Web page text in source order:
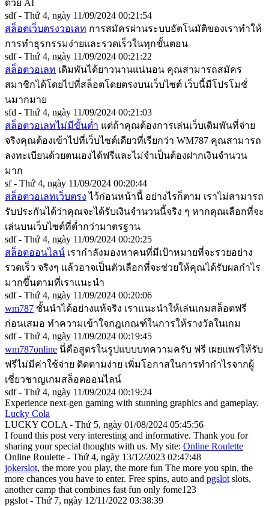
ด้วย AI
sdf - Thứ 4, ngày 11/09/2024 00:21:54
สล็อตเว็บตรงวอเลท การสมัครผ่านระบบอัตโนมัติของเราทำให้
การทำธุรกรรมง่ายและรวดเร็วในทุกขั้นตอน
sdf - Thứ 4, ngày 11/09/2024 00:21:22
สล็อตวอเลท เดิมพันได้ยาวนานแน่นอน คุณสามารถสมัคร
สมาชิกได้โดยไปที่สล็อตโดยตรงบนเว็บไซต์ เว็บนี้มีโปรโมชั่
นมากมาย
sfd - Thứ 4, ngày 11/09/2024 00:21:03
สล็อตวอเลทไม่มีขั้นต่ำ แต่ถ้าคุณต้องการเล่นเว็บเดิมพันที่จ่าย
จริงคุณต้องเข้าไปที่เว็บไซต์เดียวที่เรียกว่า WM787 คุณสามารถ
ลงทะเบียนด้วยตนเองได้ฟรีและไม่จำเป็นต้องฝากเงินจำนวน
มาก
sf - Thứ 4, ngày 11/09/2024 00:20:44
สล็อตวอเลทเว็บตรง ไว้ก่อนหน้านี้ อย่างไรก็ตาม เราไม่สามารถ
รับประกันได้ว่าคุณจะได้รับเงินจำนวนนี้จริง ๆ หากคุณเลือกที่จะ
เล่นบนเว็บไซต์ที่ต่ำกว่ามาตรฐาน
sdf - Thứ 4, ngày 11/09/2024 00:20:25
สล็อตออนไลน์ เรากำลังมองหาคนที่มีเป้าหมายที่จะรวยอย่าง
รวดเร็ว จริงๆ แล้วอาจเป็นตัวเลือกที่จะช่วยให้คุณได้รับผลกำไร
มากขึ้นตามที่เราแนะนำ
sdf - Thứ 4, ngày 11/09/2024 00:20:06
wm787 ชั้นนำได้อย่างแท้จริง เราแนะนำให้เล่นเกมสล็อตฟรี
ก่อนเสมอ ทำความเข้าใจกฎเกณฑ์ในการให้รางวัลในเกม
sdf - Thứ 4, ngày 11/09/2024 00:19:45
wm787online นี่คือสูตรในรูปแบบบทความครับ ฟรี เผยแพร่ให้รับ
ฟรีไม่มีค่าใช้จ่าย ติดตามง่าย เพิ่มโอกาสในการทำกำไรจากผู้
เชี่ยวชาญเกมสล็อตออนไลน์
sdf - Thứ 4, ngày 11/09/2024 00:19:24
Experience next-gen gaming with stunning graphics and gameplay.
Lucky Cola
LUCKY COLA - Thứ 5, ngày 01/08/2024 05:45:56
I found this post very interesting and informative. Thank you for
sharing your special thoughts with us. My site: Online Roulette
Online Roulette - Thứ 4, ngày 13/12/2023 02:47:48
jokerslot, the more you play, the more fun The more you spin, the
more chances you have to enter. Free spins, auto and pgslot slots,
another camp that combines fast fun only fome123
pgslot - Thứ 7, ngày 12/11/2022 03:38:39